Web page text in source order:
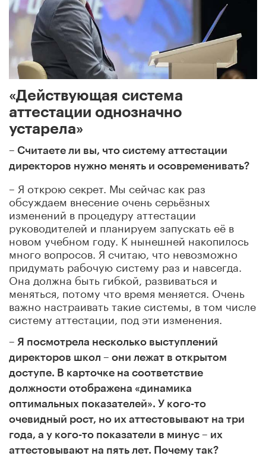
«Действующая система
аттестации однозначно
устарела»
– Считаете ли вы, что систему аттестации
директоров нужно менять и осовременивать?
– Я открою секрет. Мы сейчас как раз
обсуждаем внесение очень серьёзных
изменений в процедуру аттестации
руководителей и планируем запускать её в
новом учебном году. К нынешней накопилось
много вопросов. Я считаю, что невозможно
придумать рабочую систему раз и навсегда.
Она должна быть гибкой, развиваться и
меняться, потому что время меняется. Очень
важно настраивать такие системы, в том числе
систему аттестации, под эти изменения.
– Я посмотрела несколько выступлений
директоров школ – они лежат в открытом
доступе. В карточке на соответствие
должности отображена «динамика
оптимальных показателей». У кого-то
очевидный рост, но их аттестовывают на три
года, а у кого-то показатели в минус – их
аттестовывают на пять лет. Почему так?